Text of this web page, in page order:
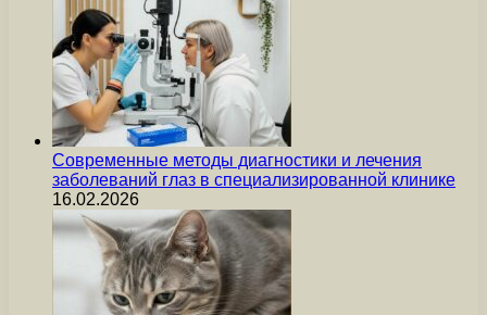
Современные методы диагностики и лечения
заболеваний глаз в специализированной клинике
16.02.2026